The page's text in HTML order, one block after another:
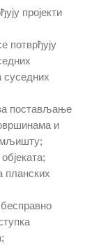
пројекти
потврђују
суседних
постављање
и
планских